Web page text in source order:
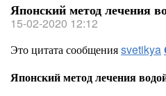
Японский метод лечения
15-02-2020 12:12
Это цитата сообщенияsvetikya
Японский метод лечения